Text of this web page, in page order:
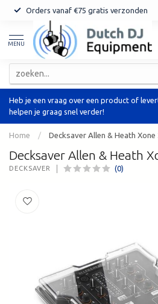
Orders vanaf €75 gratis verzonden
MENU
Heb je een vraag over een product of
helpen je graag snel verder!
Home / Decksaver Allen & Heath
Decksaver Allen & Heath
DECKSAVER (0)